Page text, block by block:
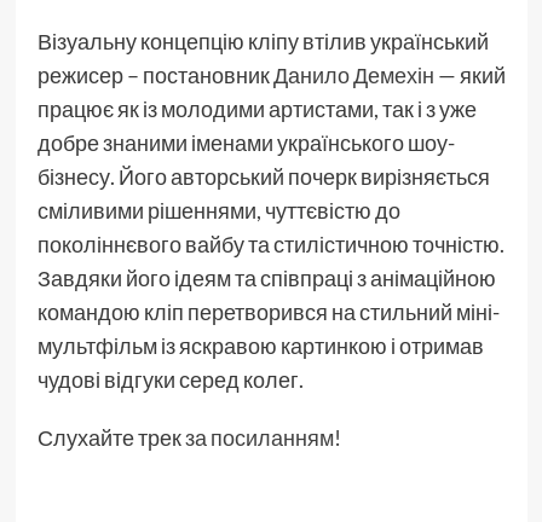
Візуальну концепцію кліпу втілив український
режисер – постановникДанило Демехін — який
працює як із молодими артистами, так і з уже
добре знаними іменами українського шоу-
бізнесу. Його авторський почерк вирізняється
сміливими рішеннями, чуттєвістю до
поколіннєвого вайбу та стилістичною точністю.
Завдяки його ідеям та співпраці з анімаційною
командою кліп перетворився на стильний міні-
мультфільм із яскравою картинкою і отримав
чудові відгуки серед колег.
Слухайте трекза посиланням!